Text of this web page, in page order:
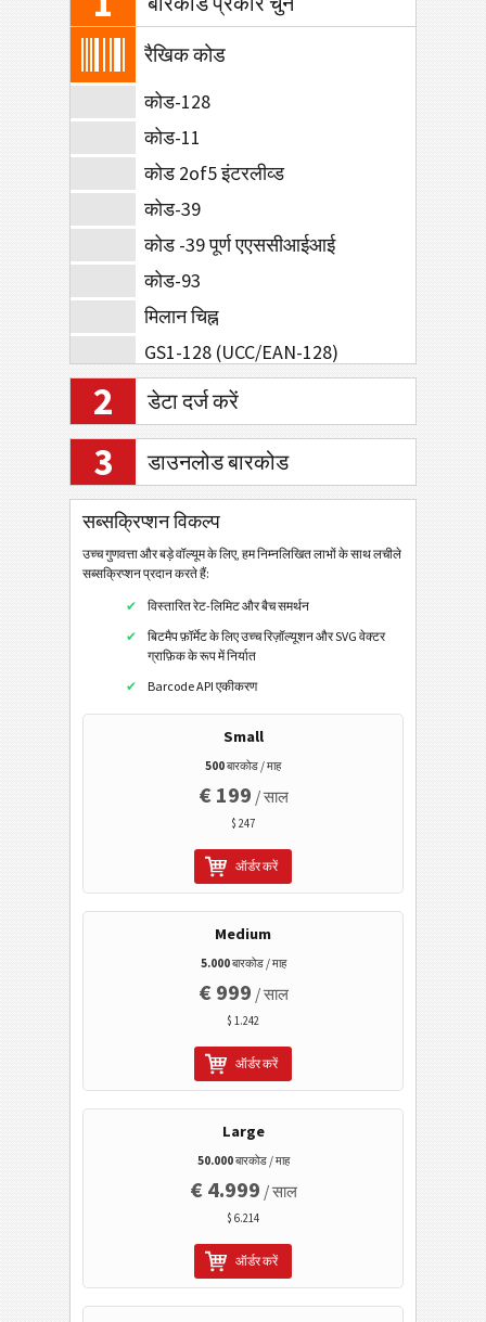
रैखिक कोड
कोड-128
कोड-11
कोड 2of5 इंटरलीव्ड
कोड-39
कोड -39 पूर्ण एएससीआईआई
कोड-93
मिलान चिह्न
GS1-128 (UCC/EAN-128)
एमएसआई
फार्माकोड सिंगल ट्रैक
फार्माकोड टू लेन
टेलीपेन अल्फा
पोस्टल कोड
जीएस1 डाटाबार
ईएएन / यूपीसी
2डी बारकोड
जीएस1 2डी बारकोड
इलेक्ट्रॉनिक बैंकिंग/एसईपीए
मोबाइल टैगिंग
स्वास्थ्य सेवा
आईएसबीएन कोड
बिजनेस कार्ड
कैलेंडर कोड
वाई-फाई बारकोड
2 डेटा दर्ज करें
3 डाउनलोड बारकोड
सब्सक्रिप्शन विकल्प
उच्च गुणवत्ता और बड़े वॉल्यूम के लिए, हम निम्नलिखित लाभों के साथ लचीले
सब्सक्रिप्शन प्रदान करते हैं:
विस्तारित रेट-लिमिट और बैच समर्थन
बिटमैप फ़ॉर्मेट के लिए उच्च रिज़ॉल्यूशन और SVG वेक्टर
ग्राफ़िक के रूप में निर्यात
Barcode API एकीकरण
Small
500बारकोड / माह
€ 199 / साल
$ 247
ऑर्डर करें
Medium
5.000बारकोड / माह
€ 999 / साल
$ 1.242
ऑर्डर करें
Large
50.000बारकोड / माह
€ 4.999 / साल
$ 6.214
ऑर्डर करें